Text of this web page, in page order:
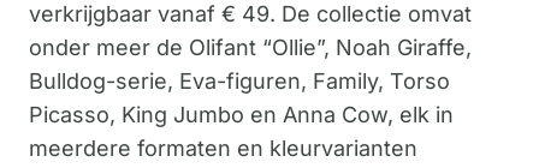
verkrijgbaar vanaf € 49. De collectie omvat
onder meer de Olifant “Ollie”, Noah Giraffe,
Bulldog-serie, Eva-figuren, Family, Torso
Picasso, King Jumbo en Anna Cow, elk in
meerdere formaten en kleurvarianten